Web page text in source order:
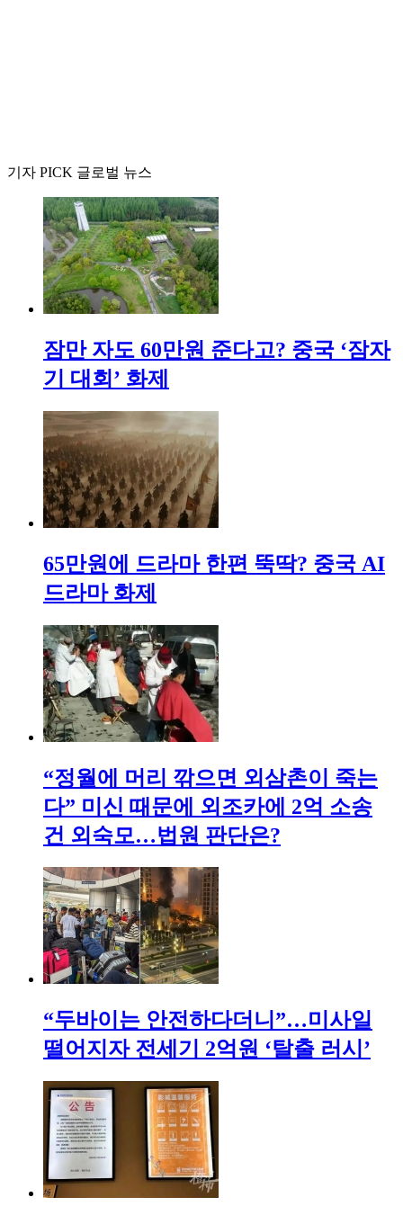
기자 PICK 글로벌 뉴스
잠만 자도 60만원 준다고? 중국 ‘잠자
기 대회’ 화제
65만원에 드라마 한편 뚝딱? 중국 AI
드라마 화제
“정월에 머리 깎으면 외삼촌이 죽는
다” 미신 때문에 외조카에 2억 소송
건 외숙모…법원 판단은?
“두바이는 안전하다더니”…미사일
떨어지자 전세기 2억원 ‘탈출 러시’